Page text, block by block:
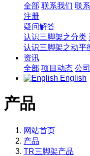
全部 联系我们 联
注册
疑问解答
认识三脚架之分类
认识三脚架之动平
资讯
全部 项目动态 公
English
产品
网站首页
产品
TR三脚架产品